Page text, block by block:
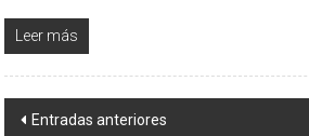
Leer más
Navegación
Entradas anteriores